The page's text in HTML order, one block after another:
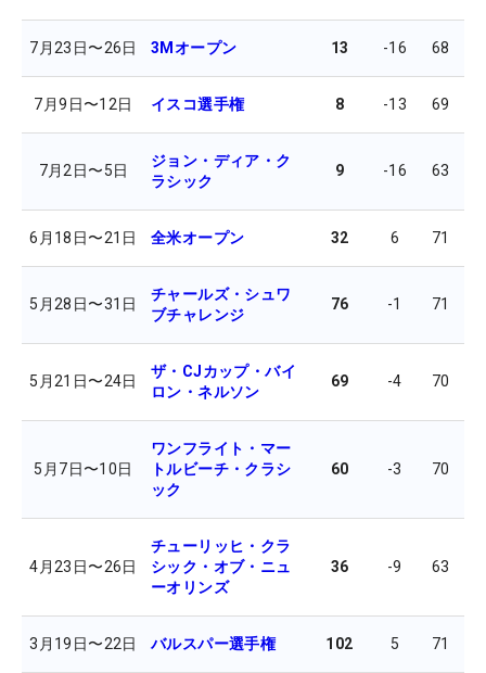
7月23日〜26日 3Mオープン 13 -16 68
7月9日〜12日 イスコ選手権 8 -13 69
7月2日〜5日
ジョン・ディア・ク
ラシック
9 -16 63
6月18日〜21日 全米オープン 32 6 71
5月28日〜31日
チャールズ・シュワ
ブチャレンジ
76 -1 71
5月21日〜24日
ザ・CJカップ・バイ
ロン・ネルソン
69 -4 70
5月7日〜10日
ワンフライト・マー
トルビーチ・クラシ
ック
60 -3 70
4月23日〜26日
チューリッヒ・クラ
シック・オブ・ニュ
ーオリンズ
36 -9 63
3月19日〜22日 バルスパー選手権 102 5 71